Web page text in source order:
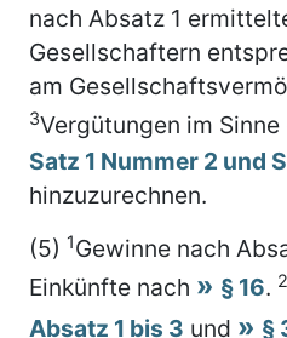
nach Absatz 1
Gesellschaftern
am
3Vergütungen im Sinne
Satz 1 Nummer 2 und
hinzuzurechnen.
(5) 1Gewinne nach
Einkünfte nach
§ 16. 2
Absatz 1 bis 3 und §